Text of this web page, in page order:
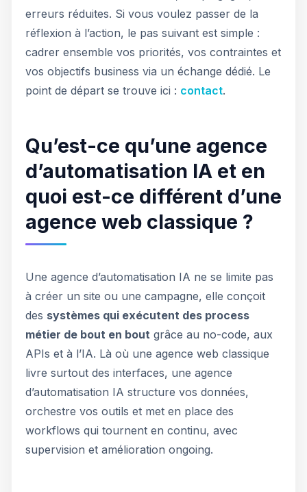
erreurs réduites. Si vous voulez passer de la
réflexion à l’action, le pas suivant est simple :
cadrer ensemble vos priorités, vos contraintes et
vos objectifs business via un échange dédié. Le
point de départ se trouve ici : contact.
Qu’est-ce qu’une agence
d’automatisation IA et en
quoi est-ce différent d’une
agence web classique ?
Une agence d’automatisation IA ne se limite pas
à créer un site ou une campagne, elle conçoit
des systèmes qui exécutent des process
métier de bout en bout grâce au no-code, aux
APIs et à l’IA. Là où une agence web classique
livre surtout des interfaces, une agence
d’automatisation IA structure vos données,
orchestre vos outils et met en place des
workflows qui tournent en continu, avec
supervision et amélioration ongoing.